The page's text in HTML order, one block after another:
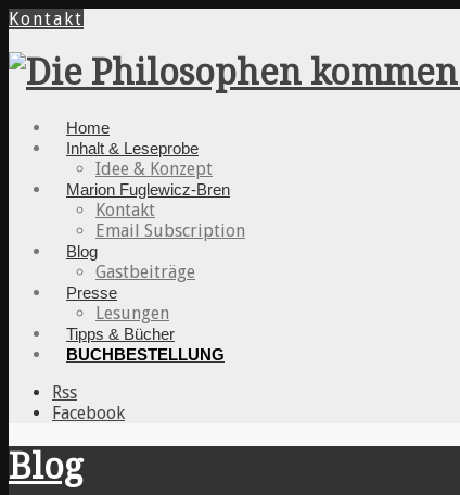
Kontakt
Home
Inhalt & Leseprobe
Idee & Konzept
Marion Fuglewicz-Bren
Kontakt
Email Subscription
Blog
Gastbeiträge
Presse
Lesungen
Tipps & Bücher
BUCHBESTELLUNG
Rss
Facebook
Blog